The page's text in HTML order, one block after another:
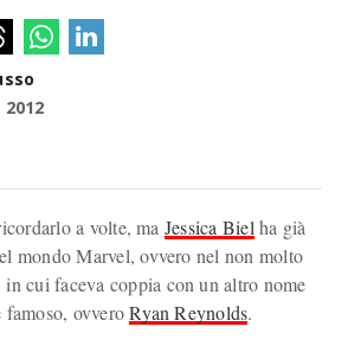
facciamo un pò di danni...
a volte, ma Jessica Biel ha già
mondo Marvel, ovvero nel non molto
in cui faceva coppia con un altro nome
famoso, ovveroRyan Reynolds.